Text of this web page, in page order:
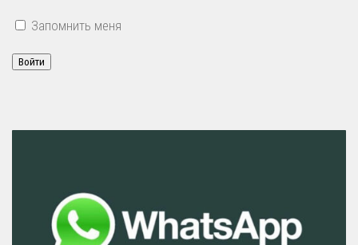
Запомнить меня
Войти